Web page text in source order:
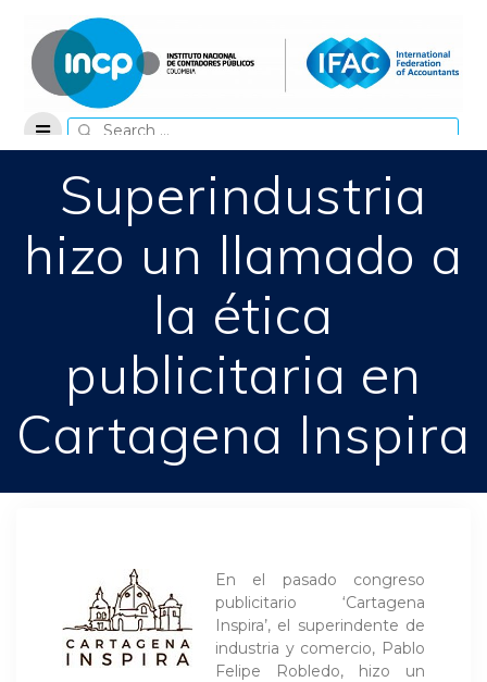
content
Search
for:
Superindustria
hizo un llamado a
la ética
publicitaria en
Cartagena Inspira
En el pasado congreso
publicitario ‘Cartagena
Inspira’, el superindente de
industria y comercio, Pablo
Felipe Robledo, hizo un